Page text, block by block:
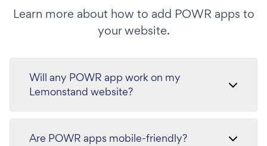
Learn more about how to add POWR apps to
your website.
Will any POWR app work on my
Lemonstand website?
Are POWR apps mobile-friendly?